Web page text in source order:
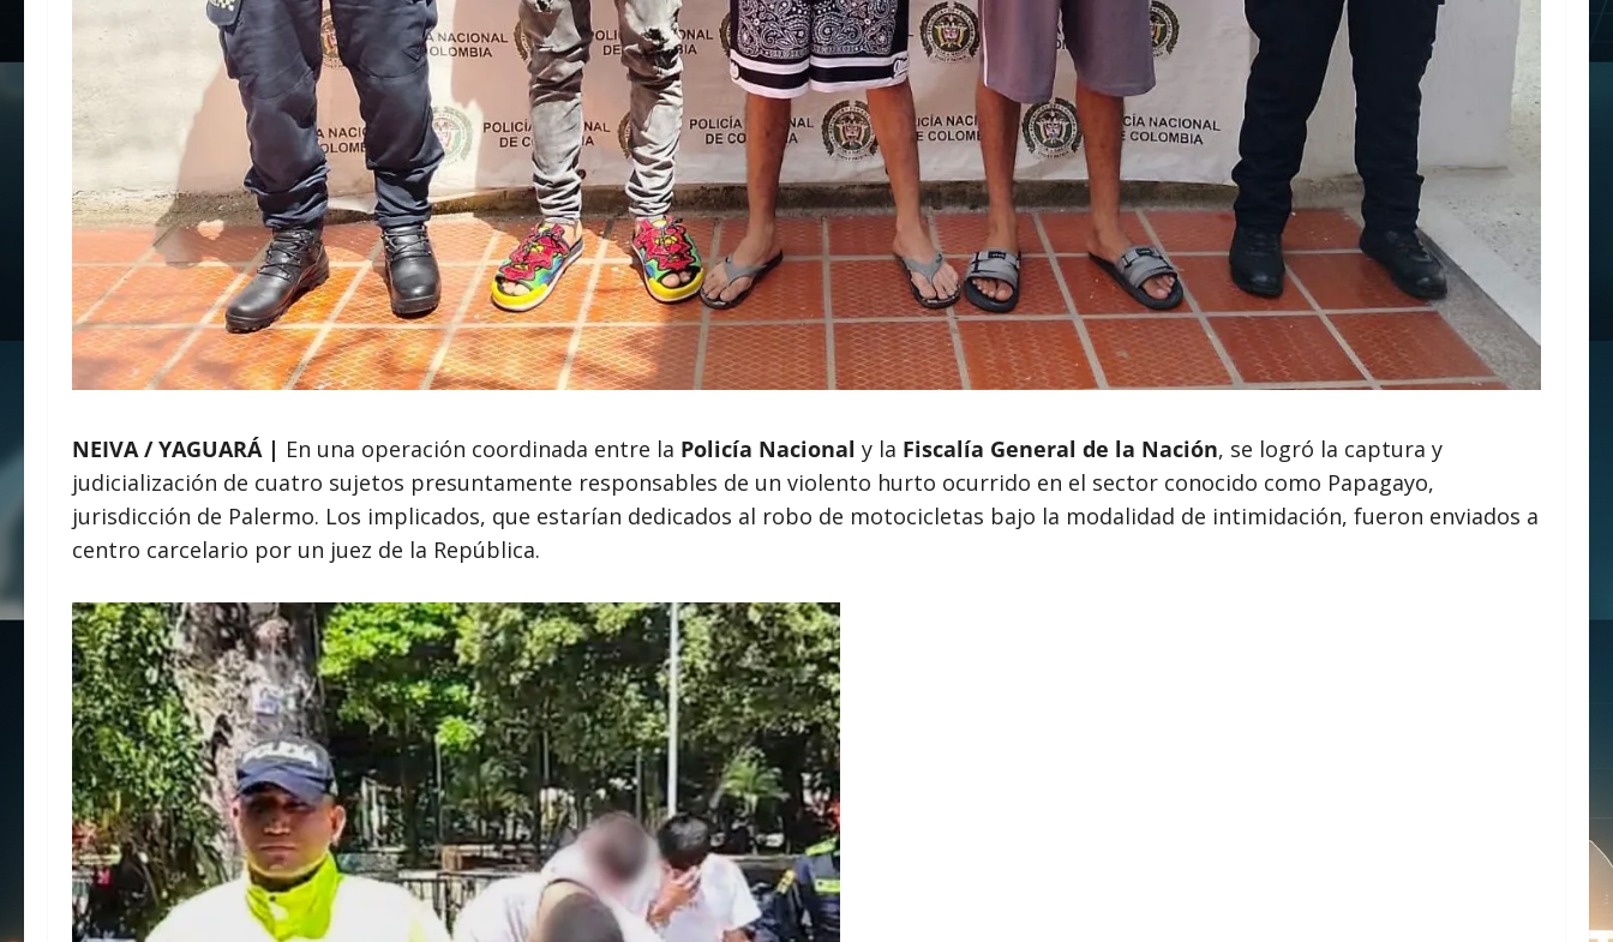
NEIVA / YAGUARÁ | En una operación coordinada entre la Policía Nacional y la Fiscalía General de la Nación, se logró la captura y
judicialización de cuatro sujetos presuntamente responsables de un violento hurto ocurrido en el sector conocido como Papagayo,
jurisdicción de Palermo. Los implicados, que estarían dedicados al robo de motocicletas bajo la modalidad de intimidación, fueron enviados a
centro carcelario por un juez de la República.